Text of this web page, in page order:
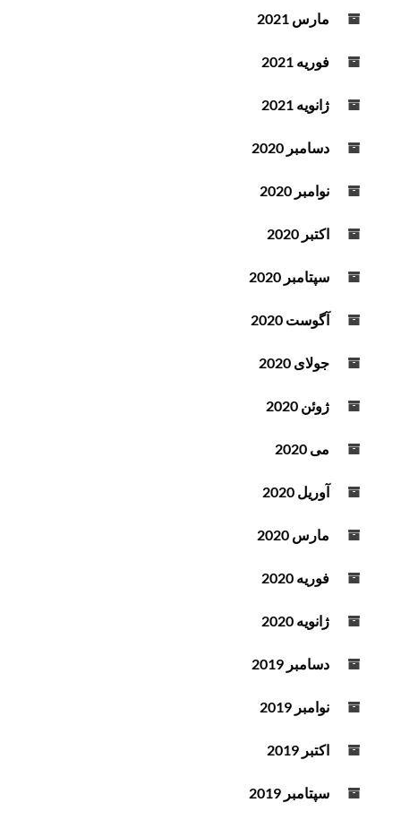
مارس 2021
فوریه 2021
ژانویه 2021
دسامبر 2020
نوامبر 2020
اکتبر 2020
سپتامبر 2020
آگوست 2020
جولای 2020
ژوئن 2020
می 2020
آوریل 2020
مارس 2020
فوریه 2020
ژانویه 2020
دسامبر 2019
نوامبر 2019
اکتبر 2019
سپتامبر 2019